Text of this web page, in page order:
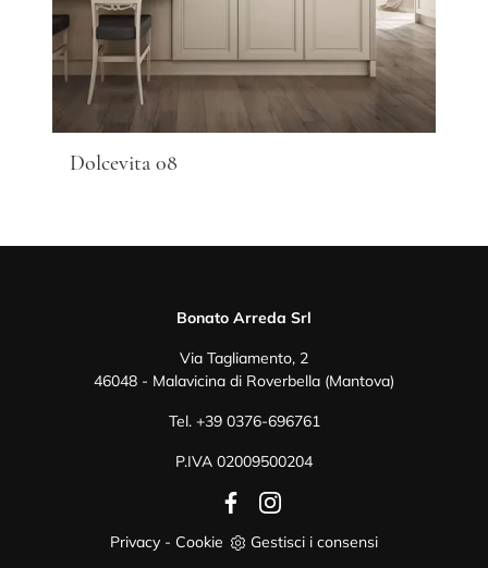
Dolcevita 08
Bonato Arreda Srl
Via Tagliamento, 2
46048 - Malavicina di Roverbella (Mantova)
Tel. +39 0376-696761
P.IVA 02009500204
Privacy - Cookie Gestisci i consensi